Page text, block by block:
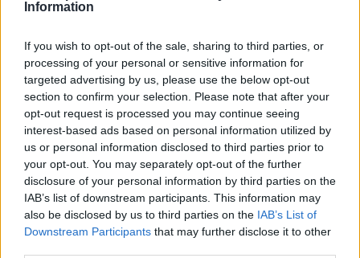
Information
If you wish to opt-out of the sale, sharing to third parties, or
processing of your personal or sensitive information for
targeted advertising by us, please use the below opt-out
section to confirm your selection. Please note that after your
opt-out request is processed you may continue seeing
interest-based ads based on personal information utilized by
us or personal information disclosed to third parties prior to
your opt-out. You may separately opt-out of the further
disclosure of your personal information by third parties on the
IAB’s list of downstream participants. This information may
also be disclosed by us to third parties on the IAB’s List of
Downstream Participants that may further disclose it to other
Ball de saló
Ball de saló
El Twist Dancelab Tortosa destaca en el
abril 30, 2026
Ball de saló
La representació del Twist Dancelab
Tortosa en posicions capdavanteres al
Trofeu CBE Eva Quintana de Castelló
abril 25, 2026